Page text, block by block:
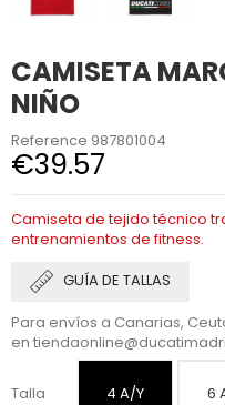
CAMISETA
NIÑO
Reference 987801004
€39.57
Camiseta de tejido técnico
entrenamientos de fitness.
GUÍA DE TALLAS
Para envíos a Canarias,
en
Talla 4 A/Y 6